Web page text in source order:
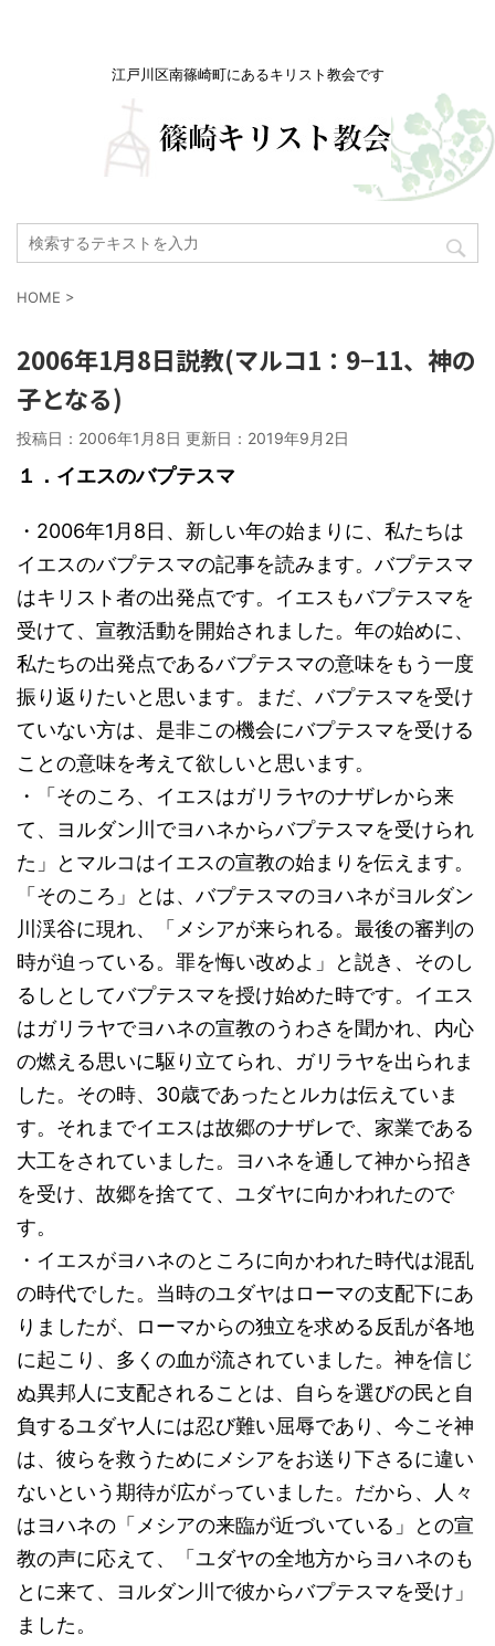
江戸川区南篠崎町にあるキリスト教会です
HOME >
2006年1月8日説教(マルコ1：9−11、神の
子となる)
投稿日：2006年1月8日 更新日： 2019年9月2日
１．イエスのバプテスマ
・2006年1月8日、新しい年の始まりに、私たちは
イエスのバプテスマの記事を読みます。バプテスマ
はキリスト者の出発点です。イエスもバプテスマを
受けて、宣教活動を開始されました。年の始めに、
私たちの出発点であるバプテスマの意味をもう一度
振り返りたいと思います。まだ、バプテスマを受け
ていない方は、是非この機会にバプテスマを受ける
ことの意味を考えて欲しいと思います。
・「そのころ、イエスはガリラヤのナザレから来
て、ヨルダン川でヨハネからバプテスマを受けられ
た」とマルコはイエスの宣教の始まりを伝えます。
「そのころ」とは、バプテスマのヨハネがヨルダン
川渓谷に現れ、「メシアが来られる。最後の審判の
時が迫っている。罪を悔い改めよ」と説き、そのし
るしとしてバプテスマを授け始めた時です。イエス
はガリラヤでヨハネの宣教のうわさを聞かれ、内心
の燃える思いに駆り立てられ、ガリラヤを出られま
した。その時、30歳であったとルカは伝えていま
す。それまでイエスは故郷のナザレで、家業である
大工をされていました。ヨハネを通して神から招き
を受け、故郷を捨てて、ユダヤに向かわれたので
す。
・イエスがヨハネのところに向かわれた時代は混乱
の時代でした。当時のユダヤはローマの支配下にあ
りましたが、ローマからの独立を求める反乱が各地
に起こり、多くの血が流されていました。神を信じ
ぬ異邦人に支配されることは、自らを選びの民と自
負するユダヤ人には忍び難い屈辱であり、今こそ神
は、彼らを救うためにメシアをお送り下さるに違い
ないという期待が広がっていました。だから、人々
はヨハネの「メシアの来臨が近づいている」との宣
教の声に応えて、「ユダヤの全地方からヨハネのも
とに来て、ヨルダン川で彼からバプテスマを受け」
ました。